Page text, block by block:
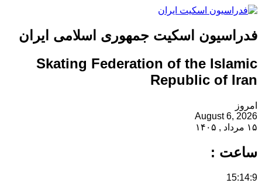
فدراسیون اسکیت جمهوری اسلامی ایران
Skating Federation of the Islamic
Republic of Iran
امروز
August 6, 2026
۱۵ مرداد , ۱۴۰۵
ساعت :
15:14:9